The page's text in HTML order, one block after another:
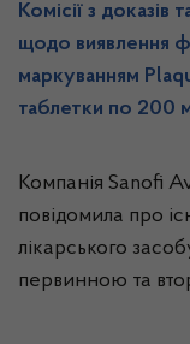
Комісії з доказів
щодо виявлення
маркуванням
таблетки по 200
Компанія Sanofi
повідомила про
лікарського
первинною та